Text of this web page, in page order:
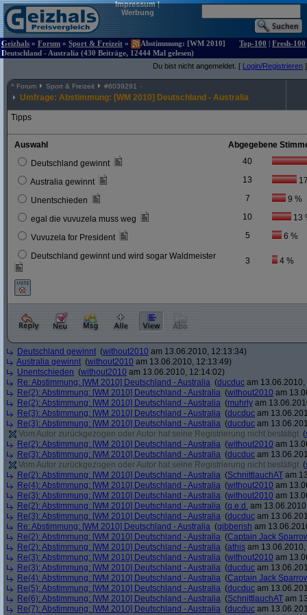
Impressum|
Werbung
Geizhals » Forum » Sport & Freizeit »
Abstimmung: [WM 2010]
Deutschland - Australia (430 Beiträge, 12444 Mal gelesen)
Top-100 | Fresh-100
Du bist nicht angemeldet. [ Login/Registrieren ]
^ Forum Sport & Freizeit #6039291
Umfrage: Abstimmung: [WM 2010] Deutschland - Australia
Tipps
Auswahl
Abgegebene
Deutschland gewinnt
40
Australia gewinnt 13
Unentschieden 7 9 %
egal die vuvuzela muss weg 10 13
Vuvuzela for President 5 6 %
Deutschland gewinnt und wird sogar Waldmeister 3 4 %
Deutschland gewinnt (without2010 am 13.06.2010, 12:13:34)
Australia gewinnt (without2010 am 13.06.2010, 12:13:49)
Unentschieden (without2010 am 13.06.2010, 12:14:02)
Re: Abstimmung: [WM 2010] Deutschland - Australia (ducduc am
Re(2): Abstimmung: [WM 2010] Deutschland - Australia (without2010 am
Re(2): Abstimmung: [WM 2010] Deutschland - Australia (muhrly am
Re(3): Abstimmung: [WM 2010] Deutschland - Australia (ducduc am
Re(3): Abstimmung: [WM 2010] Deutschland - Australia (ducduc am
Vom Autor zurückgezogen oder Autor hat seine Registrierung nicht bestätigt (
Re(2): Abstimmung: [WM 2010] Deutschland - Australia (without2010 am
Re(3): Abstimmung: [WM 2010] Deutschland - Australia (ducduc am
Vom Autor zurückgezogen oder Autor hat seine Registrierung nicht bestätigt (
Re(2): Abstimmung: [WM 2010] Deutschland - Australia (SchnittlauchAT am
Re(4): Abstimmung: [WM 2010] Deutschland - Australia (without2010 am
Re(3): Abstimmung: [WM 2010] Deutschland - Australia (without2010 am
Re(2): Abstimmung: [WM 2010] Deutschland - Australia (q.e.d. am
Re(3): Abstimmung: [WM 2010] Deutschland - Australia (ducduc am
Re: Abstimmung: [WM 2010] Deutschland - Australia (gibberish am
Re(2): Abstimmung: [WM 2010] Deutschland - Australia (Captain Jack
Re(2): Abstimmung: [WM 2010] Deutschland - Australia (athis am
Re(3): Abstimmung: [WM 2010] Deutschland - Australia (without2010 am
Re(3): Abstimmung: [WM 2010] Deutschland - Australia (ducduc am
Re(4): Abstimmung: [WM 2010] Deutschland - Australia (Captain Jack
Re(5): Abstimmung: [WM 2010] Deutschland - Australia (ducduc am
Re(6): Abstimmung: [WM 2010] Deutschland - Australia (SchnittlauchAT am
Re(7): Abstimmung: [WM 2010] Deutschland - Australia (ducduc am